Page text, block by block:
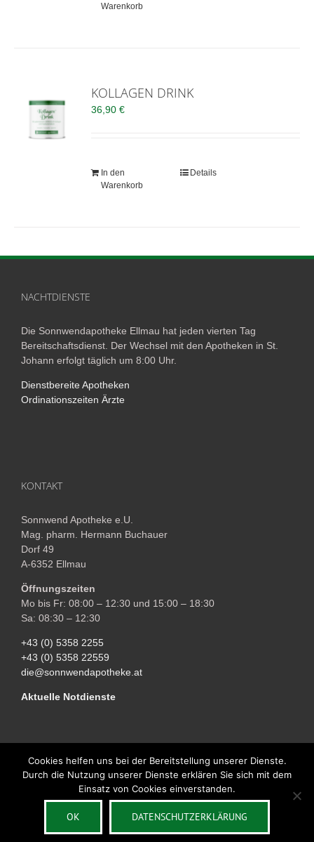
Warenkorb
KOLLAGEN DRINK
36,90€
In den
Warenkorb
Details
NACHTDIENSTE
Die Sonnwendapotheke Ellmau hat jeden vierten Tag
Bereitschaftsdienst. Der Wechsel mit den Apotheken in St.
Johann erfolgt täglich um 8:00 Uhr.
Dienstbereite Apotheken
Ordinationszeiten Ärzte
KONTAKT
Sonnwend Apotheke e.U.
Mag. pharm. Hermann Buchauer
Dorf 49
A-6352 Ellmau
Öffnungszeiten
Mo bis Fr: 08:00 – 12:30 und 15:00 – 18:30
Sa: 08:30 – 12:30
+43 (0) 5358 2255
+43 (0) 5358 22559
die@sonnwendapotheke.at
Aktuelle Notdienste
Copyright © 2018 Sonnwend Apotheke Ellmau | All Rights Reserved |
Impressum| Powered by
Cookies helfen uns bei der Bereitstellung unserer Dienste.
Durch die Nutzung unserer Dienste erklären Sie sich mit dem
Einsatz von Cookies einverstanden.
OK DATENSCHUTZERKLÄRUNG